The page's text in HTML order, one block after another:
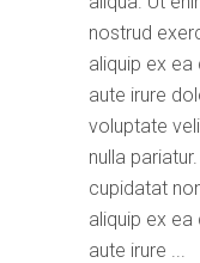
nostrud
aliquip ex
aute irure
voluptate
nulla
cupidatat
aliquip ex
aute irure